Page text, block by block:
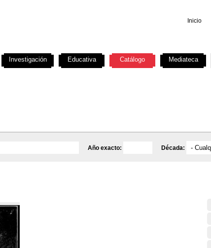
Inicio
Año exacto: Década:
Investigación Educativa Catálogo Mediateca